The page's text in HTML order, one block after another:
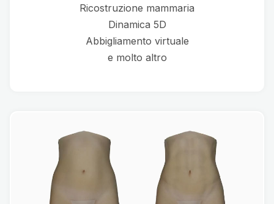
Ricostruzione mammaria
Dinamica 5D
Abbigliamento virtuale
e molto altro